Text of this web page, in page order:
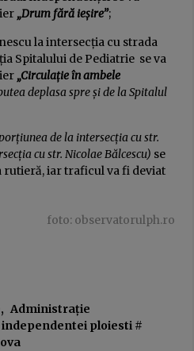
„Drum fără ieșire”;
la intersecția cu strada
Spitalului de Pediatrie se va
„Circulație în ambele
deplasa spre și de la Spitalul
de la intersecția cu str.
cu str. Nicolae Bălcescu) se
iar traficul va fi deviat
foto: observatorulph.ro
, Administrație
ploiesti#